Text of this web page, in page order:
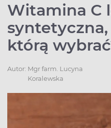
Witamina C
którą
Autor: Mgr farm. Lucyna
Koralewska